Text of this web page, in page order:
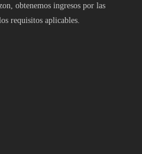
obtenemos ingresos por las
requisitos aplicables.